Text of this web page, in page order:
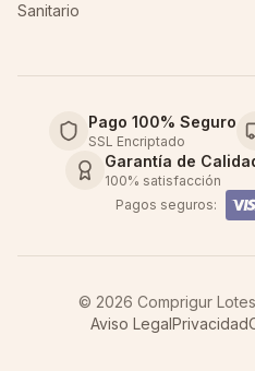
Sanitario
Pago 100% Seguro
SSL Encriptado
Garantía de
100% satisfacción
Pagos seguros:
© 2026 Comprigur
Aviso LegalPrivacidad